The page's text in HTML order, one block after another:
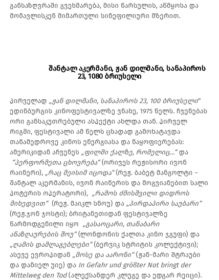
განსაზღვრაში გვეხმარება, მისი წარსულის, აწმყოსა და
მომავლისკენ მიმართული სინეფილიური მზერით.
შანტალ აკერმანი, ჟან დილმანი, სანაპიროს
23, 1080 ბრიუსელი
პირველად „ჟან დილმანი, სანაპიროს 23, 100 ბრიუსელი“
ედინბურგის კინოფესტივალზე ვნახე, 1975 წელს. ჩვენებას
ორი განსაკუთრებული ასპექტი ახლდა თან. პირველ
რიგში, ფესტივალი ამ წელს ცხადად გამოხატავდა
თანამედროვე კინოს ენერგიასა და ნაყოფიერებას:
ამერიკიდან აჩვენეს „ფილმი ქალზე, რომელიც…“და
“პერფორმეთა ცხოვრება“(ორივეს რეჟისორი ივონ
რაინერი), „რაც მეისიმ იცოდა“(რეჟ. ბაბეტ მანგოლტი –
შანტალ აკერმანის, ივონ რაინერის და მოგვიანებით სალი
პოტერის ოპერატორი), „რამოს ძმისშვილი დიდროს
მიხედვით“(რეჟ. მაიკლ სნოუ) და „პირდაპირი საუბარი“
(რეჟ.ჯონ ჯოსტი); ბრიტანეთიდან ფესტივალზე
წარმოდგენილი იყო „გასაოცარი, თანაბარი
ანაზღაურების შოუ“(ლონდონის ქალთა კინო ჯგუფი) და
„ღამის დამლაგებლები“(ბერვიკ სტრიტის კოლექტივი);
ასევე ევროპიდან „მოსე და აარონი“(ჟან-მარი შტრაუბი
და დანიელ უიე) და In Gefahr und größter Not bringt der
Mittelweg den Tod(ალექსანდერ კლუგე და ედგარ რეიცი).